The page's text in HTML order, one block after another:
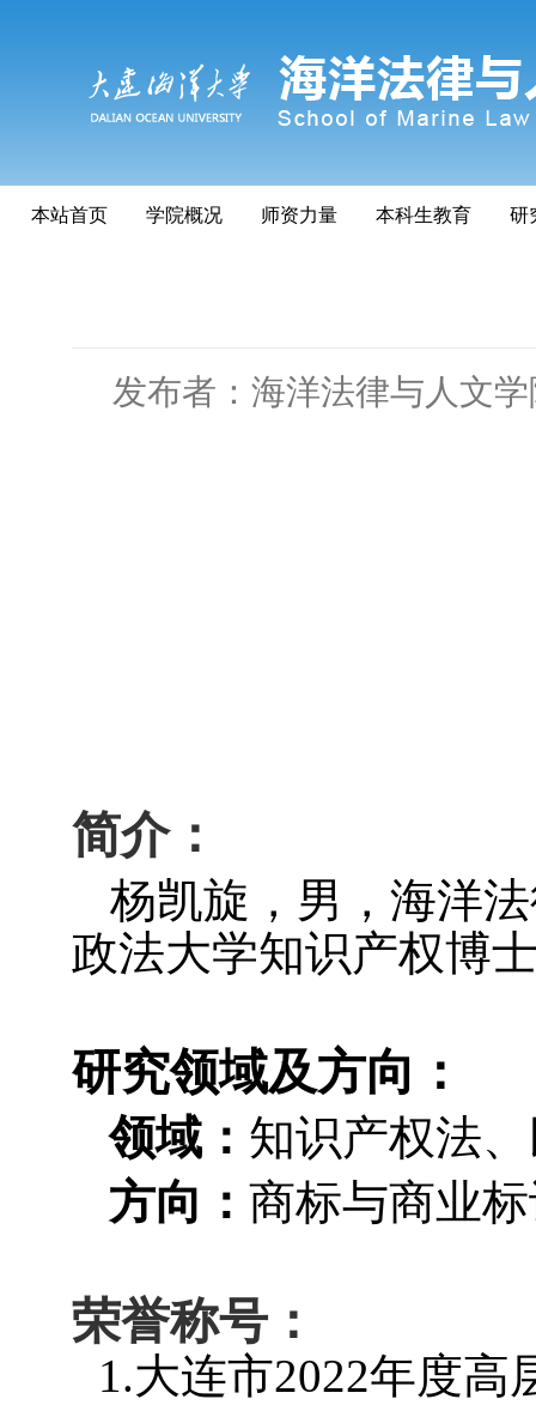
本站首页 学院概况 师资力量 本科生教育 研
发布者：海洋法律与人文
简介：
杨凯旋，男，海洋
政法大学知识产权博
研究领域及方向：
领域： 知识产权法
方向： 商标与商业
荣誉称号：
1.大连市2022年度高